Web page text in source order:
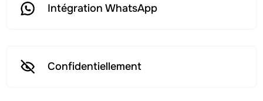
Intégration WhatsApp
Confidentiellement